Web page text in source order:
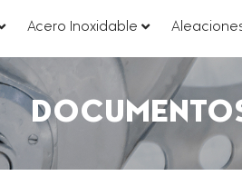
Acero Inoxidable???